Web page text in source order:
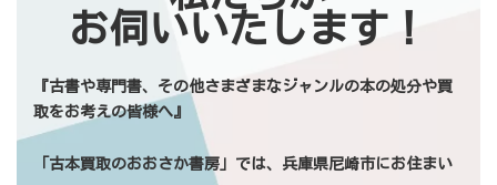
お伺いいたします！
『古書や専門書、その他さまざまなジャンルの本の処分や買
取をお考えの皆様へ』
「古本買取のおおさか書房」では、兵庫県尼崎市にお住まい